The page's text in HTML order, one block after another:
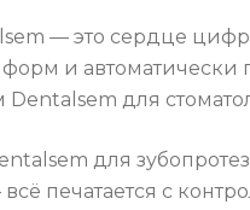
— это сердце
форм и
для
для
печатается с